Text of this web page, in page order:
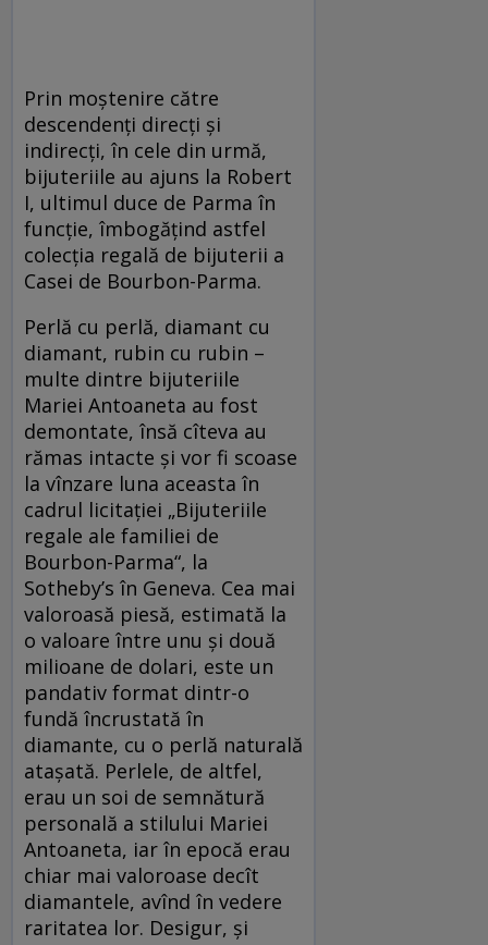
Prin moștenire către
descendenți direcți și
indirecți, în cele din urmă,
bijuteriile au ajuns la Robert
I, ultimul duce de Parma în
funcție, îmbogățind astfel
colecția regală de bijuterii a
Casei de Bourbon-Parma.
Perlă cu perlă, diamant cu
diamant, rubin cu rubin –
multe dintre bijuteriile
Mariei Antoaneta au fost
demontate, însă cîteva au
rămas intacte și vor fi scoase
la vînzare luna aceasta în
cadrul licitației „Bijuteriile
regale ale familiei de
Bourbon-Parma“, la
Sotheby’s în Geneva. Cea mai
valoroasă piesă, estimată la
o valoare între unu și două
milioane de dolari, este un
pandativ format dintr-o
fundă încrustată în
diamante, cu o perlă naturală
atașată. Perlele, de altfel,
erau un soi de semnătură
personală a stilului Mariei
Antoaneta, iar în epocă erau
chiar mai valoroase decît
diamantele, avînd în vedere
raritatea lor. Desigur, și